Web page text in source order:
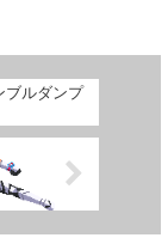
ルダンプ